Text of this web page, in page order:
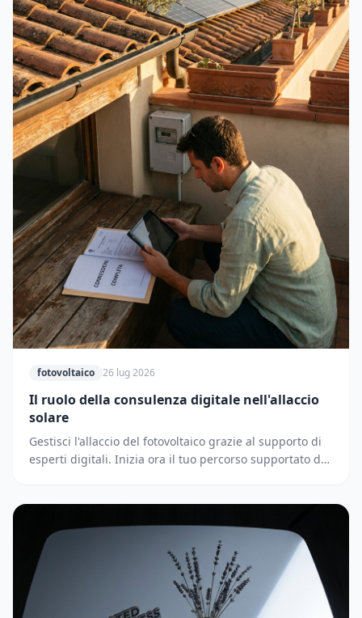
fotovoltaico 26 lug 2026
Il ruolo della consulenza digitale nell'allaccio
solare
Gestisci l'allaccio del fotovoltaico grazie al supporto di
esperti digitali. Inizia ora il tuo percorso supportato dai